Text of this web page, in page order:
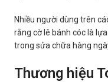
Nhiều người dùng trên
rằng cờ lê bánh cóc là
trong sửa chữa hàng
Thương hiệu